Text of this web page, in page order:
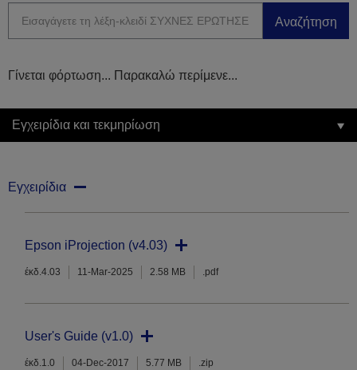
Αναζήτηση
Γίνεται φόρτωση... Παρακαλώ περίμενε...
Εγχειρίδια και τεκμηρίωση
Εγχειρίδια
Epson iProjection (v4.03)
έκδ.4.03 11-Mar-2025 2.58 MB .pdf
User's Guide (v1.0)
έκδ.1.0 04-Dec-2017 5.77 MB .zip